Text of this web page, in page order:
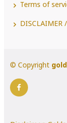
Terms of
DISCLAIMER
© Copyright